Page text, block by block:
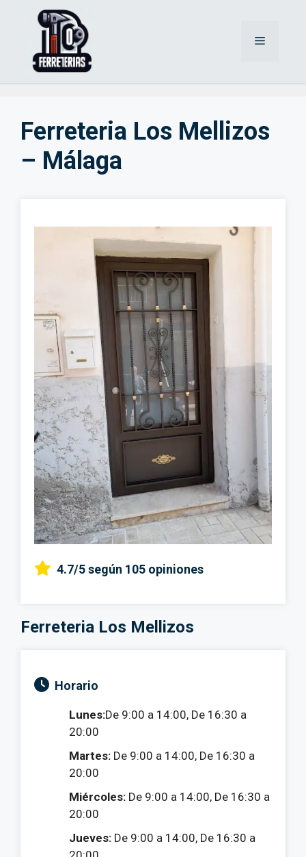
Menú
Ferreteria Los Mellizos
– Málaga
4.7/5según 105 opiniones
Ferreteria Los Mellizos
Horario
Lunes:De 9:00 a 14:00, De 16:30 a
20:00
Martes: De 9:00 a 14:00, De 16:30 a
20:00
Miércoles: De 9:00 a 14:00, De 16:30 a
20:00
Jueves: De 9:00 a 14:00, De 16:30 a